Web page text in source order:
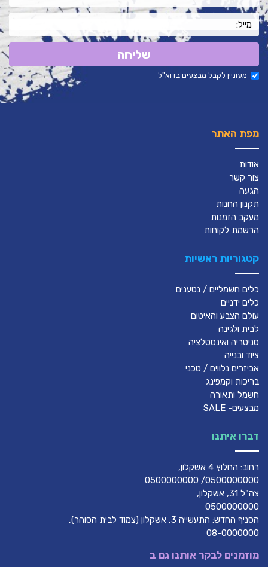
שליחה
מעוניין לקבל מבצעים בדוא"ל
מפת האתר
אודות
צור קשר
הגעה
תקנון החנות
מעקב הזמנות
הרשמת לקוחות
קטגוריות ראשיות
כלים חשמליים / נטענים
כלים ידניים
עולם הצבע והאיטום
לבית ולגינה
סניטריה ואינסטלציה
ציוד ובנייה
אביזרים נלווים / טכני
בריכות וקמפינג
חשמל ותאורה
מבצעים- SALE
דברו איתנו
רחוב: החלוץ 4 אשקלון,
0500000000/ 0500000000
צה"ל 31, אשקלון,
0500000000
הסניף החדש: התעשייה 3, אשקלון (צמוד לבית הסוהר),
08-0000000
מוזמנים לבקר אותנו גם ב